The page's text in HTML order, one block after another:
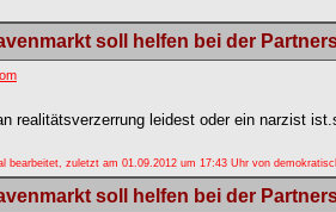
soll helfen bei der
realitätsverzerrung leidest oder ein narzist
bearbeitet, zuletzt am 01.09.2012 um 17:43 Uhr von
soll helfen bei der